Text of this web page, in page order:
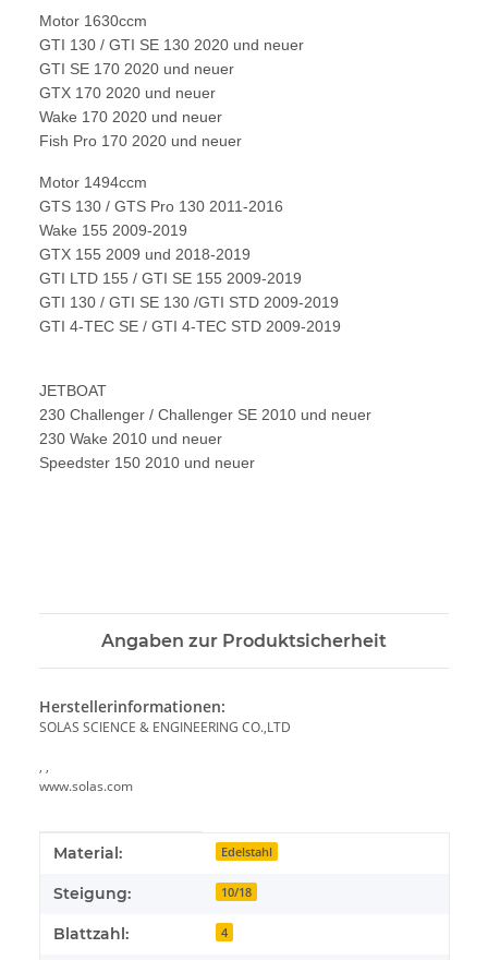
Motor 1630ccm
GTI 130 / GTI SE 130 2020 und neuer
GTI SE 170 2020 und neuer
GTX 170 2020 und neuer
Wake 170 2020 und neuer
Fish Pro 170 2020 und neuer
Motor 1494ccm
GTS 130 / GTS Pro 130 2011-2016
Wake 155 2009-2019
GTX 155 2009 und 2018-2019
GTI LTD 155 / GTI SE 155 2009-2019
GTI 130 / GTI SE 130 /GTI STD 2009-2019
GTI 4-TEC SE / GTI 4-TEC STD 2009-2019
JETBOAT
230 Challenger / Challenger SE 2010 und neuer
230 Wake 2010 und neuer
Speedster 150 2010 und neuer
Angaben zur Produktsicherheit
Herstellerinformationen:
SOLAS SCIENCE & ENGINEERING CO.,LTD
, ,
www.solas.com
Produkteigenschaft
Wert
Material: Edelstahl
Steigung: 10/18
Blattzahl: 4